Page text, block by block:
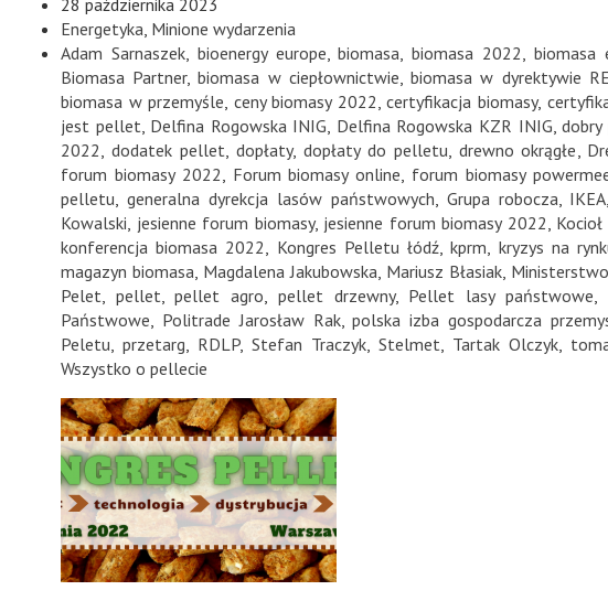
Energetyka Minione wydarzenia
Adam Sarnaszek, bioenergy europe ,biomasa ,biomasa 2022 ,biomasa
Biomasa Partner,biomasa w ciepłownictwie ,biomasa w dyrektywie
biomasa w przemyśle ceny biomasy 2022 ,certyfikacja biomasy,
jest pellet Delfina Rogowska INIG Delfina Rogowska KZR INIG ,
2022 dodatek pellet dopłaty, dopłaty do pelletu drewno okrągłe
forum biomasy 2022
Forum biomasy online forum biomasy
pelletu generalna dyrekcja lasów państwowych Grupa robocza IKEA
Kowalski jesienne forum biomasy, jesienne forum biomasy 2022
konferencja biomasa 2022
Kongres Pelletu łódź ,kprm kryzys na
magazyn biomasa Magdalena Jakubowska Mariusz Błasiak
Pelet
pellet ,pellet agro pellet drzewny, Pellet lasy państwowe
Państwowe
Politrade Jarosław Rak,polska izba gospodarcza
Peletu przetarg RDLP, Stefan Traczyk, Stelmet Tartak Olczyk,
Wszystko o pellecie